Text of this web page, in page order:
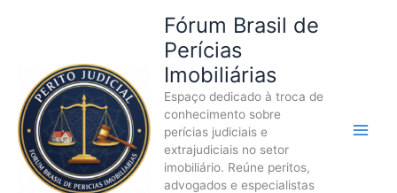
conteúdo
Fórum Brasil de
Perícias
Imobiliárias
Espaço dedicado à troca de
conhecimento sobre
perícias judiciais e
extrajudiciais no setor
imobiliário. Reúne peritos,
advogados e especialistas